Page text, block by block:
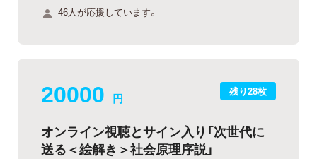
46人が応援しています。
残り28枚
20000 円
オンライン視聴とサイン入り「次世代に
送る＜絵解き＞社会原理序説」